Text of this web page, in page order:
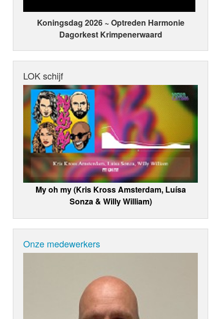
Koningsdag 2026 ~ Optreden Harmonie
Dagorkest Krimpenerwaard
LOK schijf
My oh my (Kris Kross Amsterdam, Luísa
Sonza & Willy William)
Onze medewerkers